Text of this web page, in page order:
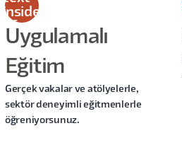
inside
of a
div
block.
Uygulamalı
Eğitim
Gerçek vakalar ve atölyelerle,
sektör deneyimli eğitmenlerle
öğreniyorsunuz.